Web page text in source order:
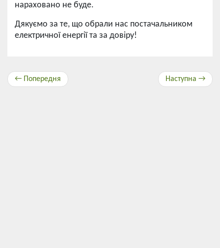
нараховано не буде.
Дякуємо за те, що обрали нас постачальником
електричної енергії та за довіру!
← Попередня Наступна →